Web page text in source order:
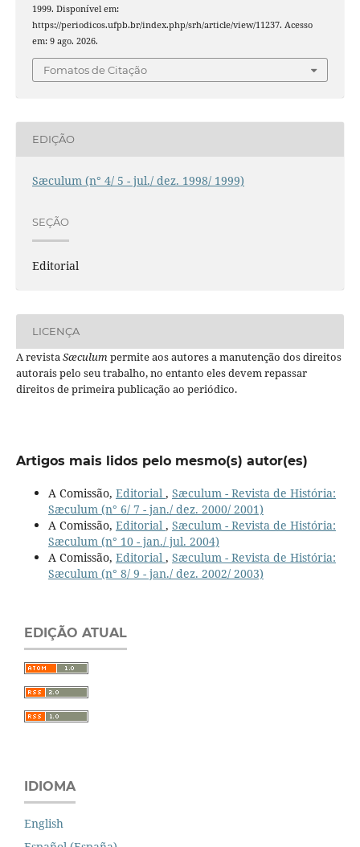
1999. Disponível em:
https://periodicos.ufpb.br/index.php/srh/article/view/11237. Acesso
em: 9 ago. 2026.
Fomatos de Citação
EDIÇÃO
Sæculum (n° 4/ 5 - jul./ dez. 1998/ 1999)
SEÇÃO
Editorial
LICENÇA
A revistaSæculumpermite aos autores a manutenção dos direitos
autorais pelo seu trabalho, no entanto eles devem repassar
direitos de primeira publicação ao periódico.
Artigos mais lidos pelo mesmo(s) autor(es)
A Comissão, Editorial , Sæculum - Revista de História:
Sæculum (n° 6/ 7 - jan./ dez. 2000/ 2001)
A Comissão, Editorial , Sæculum - Revista de História:
Sæculum (n° 10 - jan./ jul. 2004)
A Comissão, Editorial , Sæculum - Revista de História:
Sæculum (n° 8/ 9 - jan./ dez. 2002/ 2003)
EDIÇÃO ATUAL
IDIOMA
English